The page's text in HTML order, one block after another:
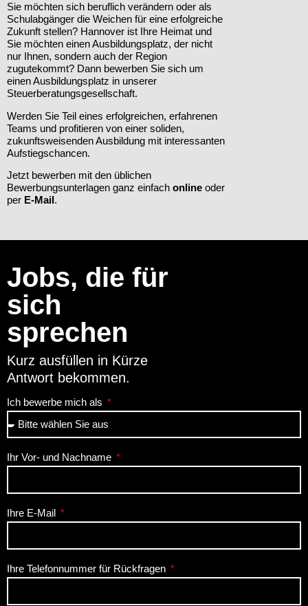
Sie möchten sich beruflich verändern oder als
Schulabgänger die Weichen für eine erfolgreiche
Zukunft stellen? Hannover ist Ihre Heimat und
Sie möchten einen Ausbildungsplatz, der nicht
nur Ihnen, sondern auch der Region
zugutekommt? Dann bewerben Sie sich um
einen Ausbildungsplatz in unserer
Steuerberatungsgesellschaft.
Werden Sie Teil eines erfolgreichen, erfahrenen
Teams und profitieren von einer soliden,
zukunftsweisenden Ausbildung mit interessanten
Aufstiegschancen.
Jetzt bewerben mit den üblichen
Bewerbungsunterlagen ganz einfach online oder
per E-Mail.
Jobs, die für
sich
sprechen
Kurz ausfüllen in Kürze
Antwort bekommen.
Ich bewerbe mich als
Ihr Vor- und Nachname
Ihre E-Mail
Ihre Telefonnummer für Rückfragen